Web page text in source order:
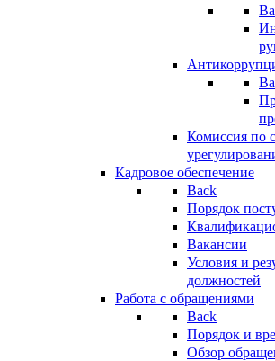
Комиссия по
Кадровое обеспечение
Back
Порядок
Вакансии
Условия и
должностей
Работа с обращениями
Back
Порядок и
Обзор